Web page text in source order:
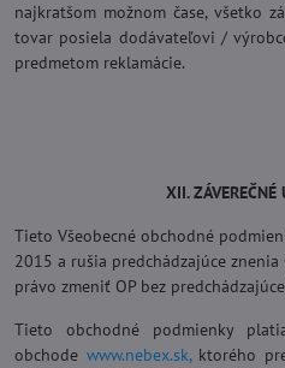
najkratšom možnom čase, všetko
tovar posiela dodávateľovi /
predmetom reklamácie.
XII. ZÁVEREČNÉ
Tieto Všeobecné obchodné
2015 a rušia predchádzajúce
právo zmeniť OP bez
Tieto obchodné podmienky
obchode www.nebex.sk,ktorého